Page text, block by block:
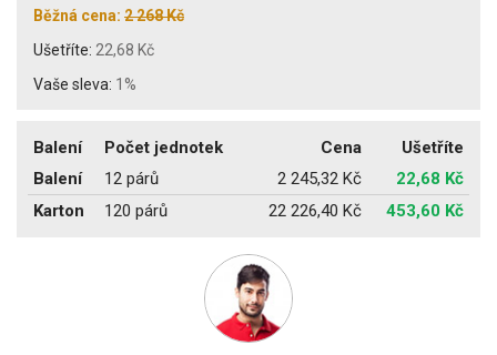
Běžná cena: 2 268 Kč
Ušetříte: 22,68 Kč
Vaše sleva: 1%
Balení Počet jednotek Cena
Ušetříte
Balení
12 párů 2 245,32 Kč
22,68 Kč
Karton
120 párů 22 226,40 Kč 453,60 Kč